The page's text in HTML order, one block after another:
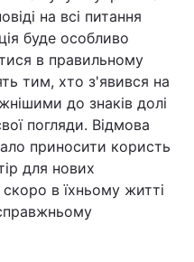
на всі питання
буде особливо
в правильному
тим, хто з'явився на
до знаків долі
погляди. Відмова
приносити користь
для нових
в їхньому житті